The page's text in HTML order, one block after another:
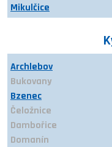
Mikulčice
Mutěnice
Petrov
Prušánky
Ratíškovice
Rohatec
Starý Poddvorov
Sudoměřice
Terezín
Archlebov
Bukovany
Bzenec
Čeložnice
Dambořice
Domanín